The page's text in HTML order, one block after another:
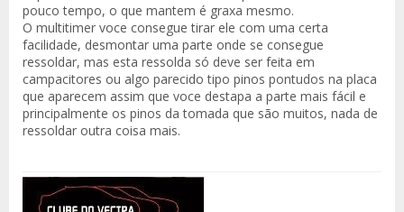
pouco tempo, o que mantem é graxa mesmo.
O multitimer voce consegue tirar ele com uma certa
facilidade, desmontar uma parte onde se consegue
ressoldar, mas esta ressolda só deve ser feita em
campacitores ou algo parecido tipo pinos pontudos na placa
que aparecem assim que voce destapa a parte mais fácil e
principalmente os pinos da tomada que são muitos, nada de
ressoldar outra coisa mais.